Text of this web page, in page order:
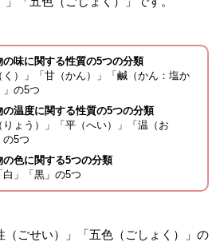
の味に関する性質の5つの分類
く）」「甘（かん）」「鹹（かん：塩か
」の5つ
の温度に関する性質の5つの分類
りょう）」「平（へい）」「温（お
の5つ
色に関する5つの分類
白」「黒」の5つ
（ごせい）」「五色（ごしょく）」の